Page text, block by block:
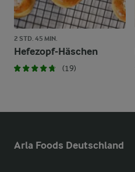
2 STD. 45 MIN.
Hefezopf-Häschen
(19)
Arla Foods Deutschland